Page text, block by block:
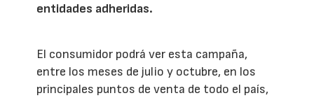
entidades adheridas.
El consumidor podrá ver esta campaña,
entre los meses de julio y octubre, en los
principales puntos de venta de todo el país,